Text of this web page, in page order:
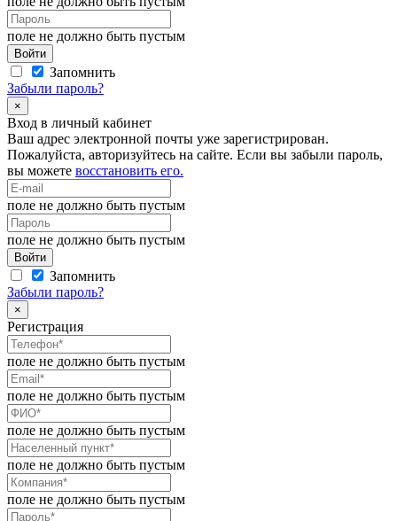
поле не должно быть пустым
Войти
Запомнить
Забыли пароль?
×
Вход в личный кабинет
Ваш адрес электронной почты уже зарегистрирован.
Пожалуйста, авторизуйтесь на сайте. Если вы забыли пароль,
вы можете восстановить его.
поле не должно быть пустым
поле не должно быть пустым
Войти
Запомнить
Забыли пароль?
×
Регистрация
поле не должно быть пустым
поле не должно быть пустым
поле не должно быть пустым
поле не должно быть пустым
поле не должно быть пустым